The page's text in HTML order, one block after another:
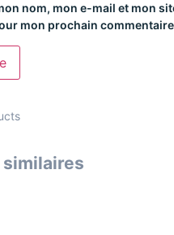
nom, mon e-mail et mon
mon prochain